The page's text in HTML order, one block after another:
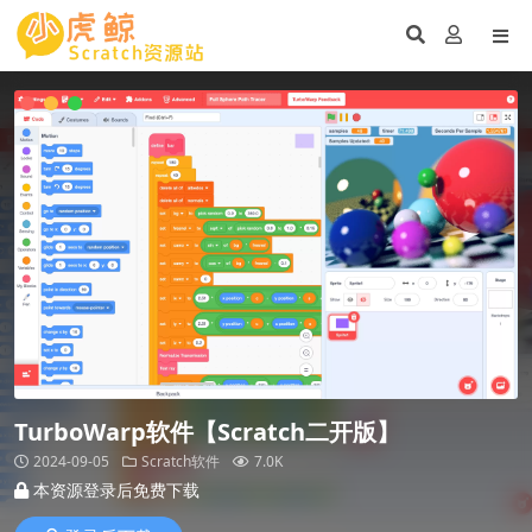
TurboWarp软件【Scratch二开版】
2024-09-05 Scratch软件 7.0K
本资源登录后免费下载